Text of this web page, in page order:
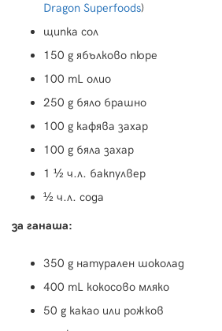
Dragon Superfoods)
щипка сол
150 g ябълково пюре
100 mL олио
250 g бяло брашно
100 g кафява захар
100 g бяла захар
1 ½ ч.л. бакпулвер
½ ч.л. сода
за ганаша:
350 g натурален шоколад
400 mL кокосово мляко
50 g какао или рожков